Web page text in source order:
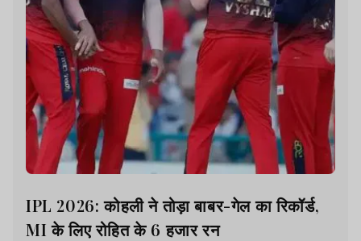
IPL 2026: कोहली ने तोड़ा बाबर-गेल का रिकॉर्ड,
MI के लिए रोहित के 6 हजार रन